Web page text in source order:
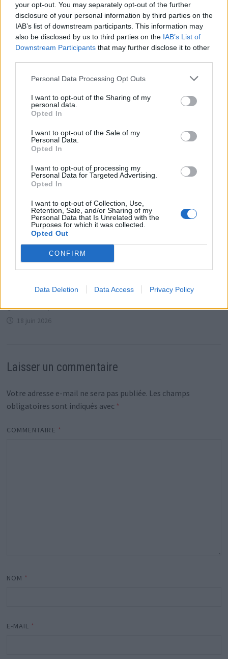
your opt-out. You may separately opt-out of the further
disclosure of your personal information by third parties on the
IAB’s list of downstream participants. This information may
also be disclosed by us to third parties on the IAB’s List of
Downstream Participants that may further disclose it to other
Personal Data Processing Opt Outs
I want to opt-out of the Sharing of my
personal data.
Opted In
I want to opt-out of the Sale of my
Personal Data.
Opted In
I want to opt-out of processing my
Personal Data for Targeted Advertising.
Opted In
I want to opt-out of Collection, Use,
Retention, Sale, and/or Sharing of my
Personal Data that Is Unrelated with the
Purposes for which it was collected.
Opted Out
CONFIRM
Data Deletion Data Access Privacy Policy
Catastrophe pour la princesse Mette-Marit une greffe
vitale en urgence
La princesse Mette-Marit sauve sa vie avec une
18 juin 2026
Laisser un commentaire
Votre adresse e-mail ne sera pas publiée. Les champs
obligatoires sont indiqués avec *
COMMENTAIRE *
NOM *
E-MAIL *